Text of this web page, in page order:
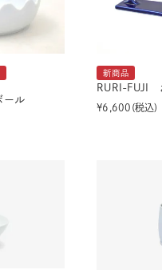
ール
新商品
RURI-FUJI
¥6,600 税込